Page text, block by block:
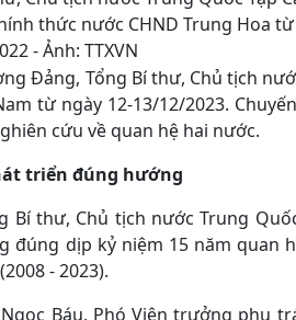
thức nước CHND Trung Hoa
- Ảnh: TTXVN
Đảng, Tổng Bí thư, Chủ tịch
từ ngày 12-13/12/2023.
cứu về quan hệ hai nước.
triển đúng hướng
Bí thư, Chủ tịch nước Trung
đúng dịp kỷ niệm 15 năm quan
- 2023).
Báu, Phó Viện trưởng phụ